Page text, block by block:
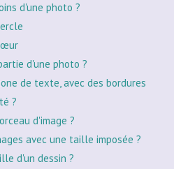
d'une photo ?
d'une photo ?
de texte, avec des bordures
?
d'image ?
avec une taille imposée ?
d'un dessin ?